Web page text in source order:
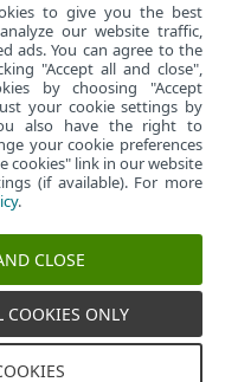
Spravovať súbory cookie
to give you the best
our website traffic,
ads. You can agree to the
"Accept all and close",
by choosing "Accept
your cookie settings by
also have the right to
your cookie preferences
cookies" link in our website
(if available). For more
.
CLOSE
COOKIES ONLY